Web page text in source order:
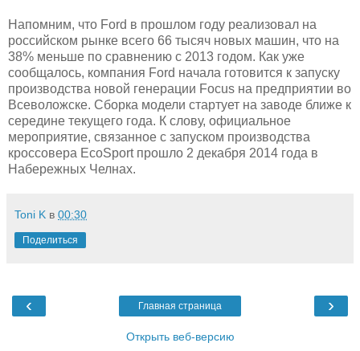
Напомним, что Ford в прошлом году реализовал на
российском рынке всего 66 тысяч новых машин, что на
38% меньше по сравнению с 2013 годом. Как уже
сообщалось, компания Ford начала готовится к запуску
производства новой генерации Focus на предприятии во
Всеволожске. Сборка модели стартует на заводе ближе к
середине текущего года. К слову, официальное
мероприятие, связанное с запуском производства
кроссовера EcoSport прошло 2 декабря 2014 года в
Набережных Челнах.
Toni K в 00:30
Поделиться
‹ ›
Главная страница
Открыть веб-версию